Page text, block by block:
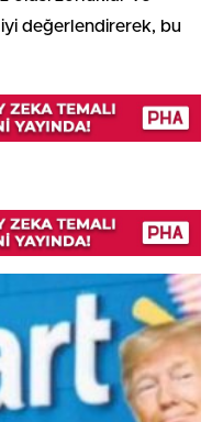
değerlendirerek, bu